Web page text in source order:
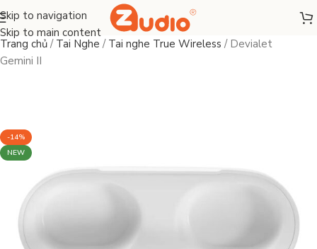
Skip to navigation
Skip to main content
Trang chủ / Tai Nghe / Tai nghe True Wireless / Devialet
Gemini II
-14%
NEW